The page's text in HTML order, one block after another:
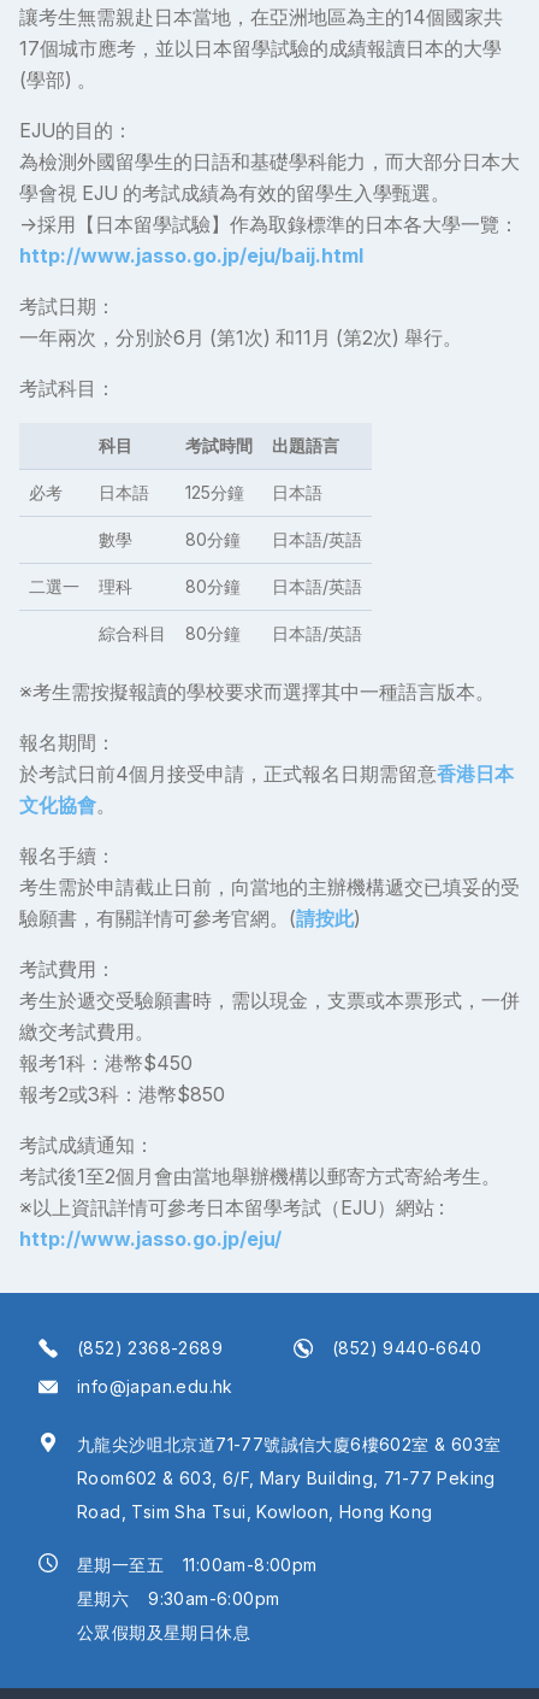
讓考生無需親赴日本當地，在亞洲地區為主的14個國家共
17個城市應考，並以日本留學試驗的成績報讀日本的大學
(學部) 。
EJU的目的：
為檢測外國留學生的日語和基礎學科能力，而大部分日本大
學會視 EJU 的考試成績為有效的留學生入學甄選。
→採用【日本留學試驗】作為取錄標準的日本各大學一覽：
http://www.jasso.go.jp/eju/baij.html
考試日期：
一年兩次，分別於6月 (第1次) 和11月 (第2次) 舉行。
考試科目：
科目 考試時間 出題語言
必考 日本語 125分鐘 日本語
數學 80分鐘 日本語/英語
二選一 理科 80分鐘 日本語/英語
綜合科目 80分鐘 日本語/英語
※考生需按擬報讀的學校要求而選擇其中一種語言版本。
報名期間：
於考試日前4個月接受申請，正式報名日期需留意香港日本
文化協會。
報名手續：
考生需於申請截止日前，向當地的主辦機構遞交已填妥的受
驗願書，有關詳情可參考官網。(請按此)
考試費用：
考生於遞交受驗願書時，需以現金，支票或本票形式，一併
繳交考試費用。
報考1科：港幣$450
報考2或3科：港幣$850
考試成績通知：
考試後1至2個月會由當地舉辦機構以郵寄方式寄給考生。
※以上資訊詳情可參考日本留學考試（EJU）網站 :
http://www.jasso.go.jp/eju/
(852) 2368-2689
(852) 9440-6640
info@japan.edu.hk
九龍尖沙咀北京道71-77號誠信大廈6樓602室 & 603室
Room602 & 603, 6/F, Mary Building, 71-77 Peking
Road, Tsim Sha Tsui, Kowloon, Hong Kong
星期一至五
11:00am-8:00pm
星期六
9:30am-6:00pm
公眾假期及星期日休息